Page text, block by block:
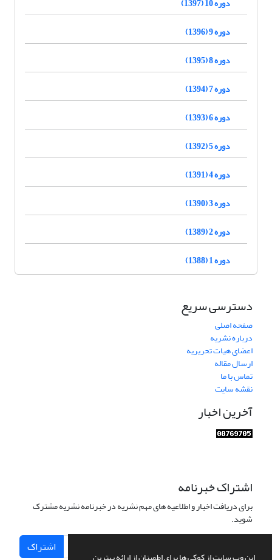
دوره 9 (1396)
دوره 8 (1395)
دوره 7 (1394)
دوره 6 (1393)
دوره 5 (1392)
دوره 4 (1391)
دوره 3 (1390)
دوره 2 (1389)
دوره 1 (1388)
دسترسی سریع
صفحه اصلی
درباره نشریه
اعضای هیات تحریریه
ارسال مقاله
تماس با ما
نقشه سایت
آخرین اخبار
اشتراک خبرنامه
برای دریافت اخبار و اطلاعیه های مهم نشریه در خبرنامه نشریه مشترک
شوید.
اشتراک